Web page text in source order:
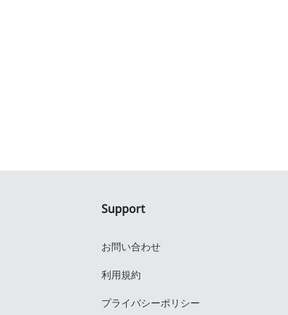
Support
お問い合わせ
利用規約
プライバシーポリシー